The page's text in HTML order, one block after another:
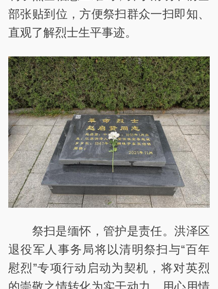
部张贴到位，方便祭扫群众一扫即知、
直观了解烈士生平事迹。
祭扫是缅怀，管护是责任。洪泽区
退役军人事务局将以清明祭扫与“百年
慰烈”专项行动启动为契机，将对英烈